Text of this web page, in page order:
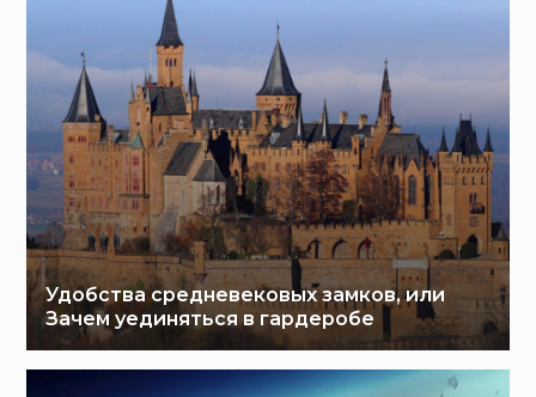
Удобства средневековых замков, или
Зачем уединяться в гардеробе